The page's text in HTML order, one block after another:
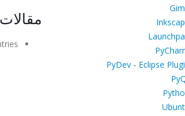
PyDev - Eclipse